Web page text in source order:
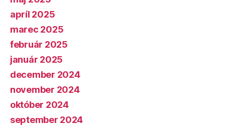
apríl 2025
marec 2025
február 2025
január 2025
december 2024
november 2024
október 2024
september 2024